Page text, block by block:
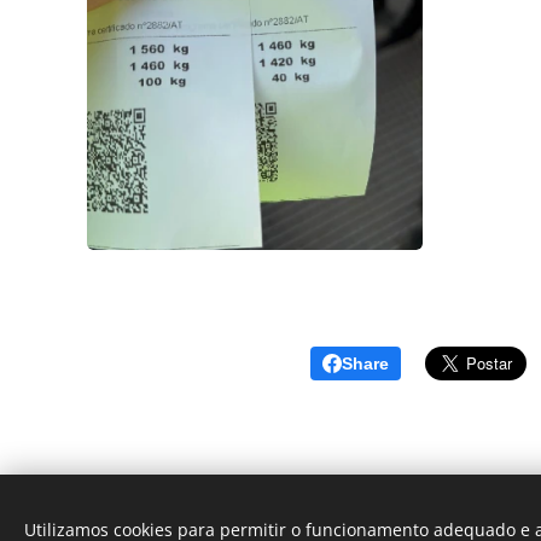
Share
Utilizamos cookies para permitir o funcionamento adequado e